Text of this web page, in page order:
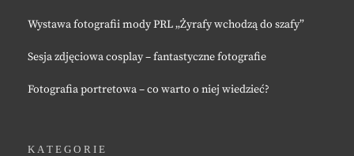
Wystawa fotografii mody PRL „Żyrafy wchodzą do szafy”
Sesja zdjęciowa cosplay – fantastyczne fotografie
Fotografia portretowa – co warto o niej wiedzieć?
KATEGORIE